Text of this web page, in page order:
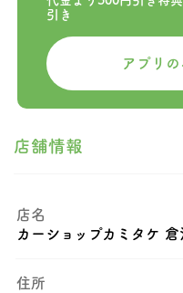
引き
アプリ
店舗情報
店名
カーショップカミタケ 倉
住所